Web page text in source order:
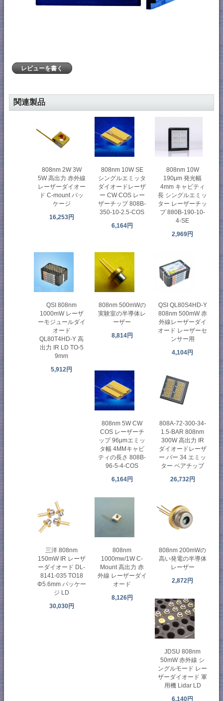
レビューを書く
関連製品
808nm 2W 3W
5W 高出力 赤外線
レーザーダイオー
ド C-mount パッ
ケージ
16,253円
808nm 10W SE
シングルエミッタ
ダイオードレーザ
ー CW COS レー
ザーチップ 808B-
350-10-2.5-COS
6,164円
808nm 10W
190μm 発光幅
4mm キャビティ
長 シングルエミッ
ター レーザーチッ
プ 880B-190-10-
4-SE
2,969円
QSI 808nm
1000mW レーザ
ーモジュールダイ
オード
QL80T4HD-Y 高
出力 IR LD TO-5
9mm
5,912円
808nm 500mWの
実験室の半導体レ
ーザー
8,814円
QSI QL80S4HD-Y
808nm 500mW 赤
外線レーザーダイ
オード レーザーセ
ンサー用
4,104円
808nm 5W CW
COS レーザーチ
ップ 96μmエミッ
タ幅 4MMキャビ
ティの長さ 808B-
96-5-4-COS
6,164円
808A-72-300-34-
1.5-BAR 808nm
300W 高出力 IR
ダイオードレーザ
ー バー 34 エミッ
ター ベアチップ
26,732円
三洋 808nm
150mW IR レーザ
ーダイオード DL-
8141-035 TO18
Φ5.6mm パッケー
ジ LD
30,030円
808nm
1000mw/1W C-
Mount 高出力 赤
外線 レーザーダイ
オード
8,126円
808nm 200mWの
高い発電の半導体
レーザー
2,872円
JDSU 808nm
50mW 赤外線 シ
ングルモード レー
ザーダイオード 軍
用機 Lidar LD
6,140円